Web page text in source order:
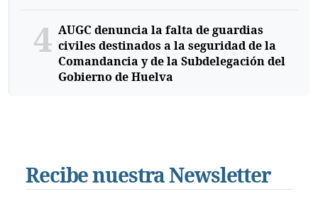
4 AUGC denuncia la falta de guardias
civiles destinados a la seguridad de la
Comandancia y de la Subdelegación del
Gobierno de Huelva
Recibe nuestra Newsletter